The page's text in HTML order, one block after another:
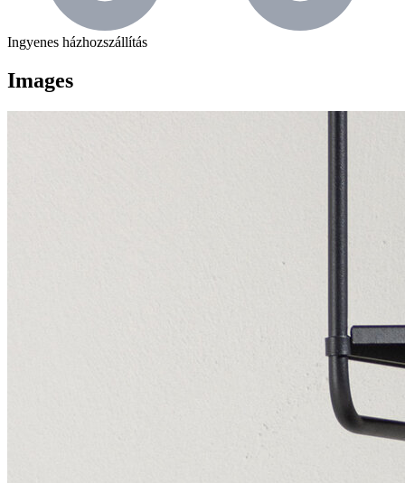
Ingyenes házhozszállítás
Images